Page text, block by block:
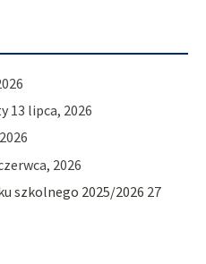
13 lipca, 2026
2026
szkolnego 2025/2026 27